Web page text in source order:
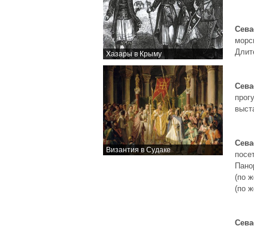
Хазары в Крыму
Византия в Судаке
(по
(по